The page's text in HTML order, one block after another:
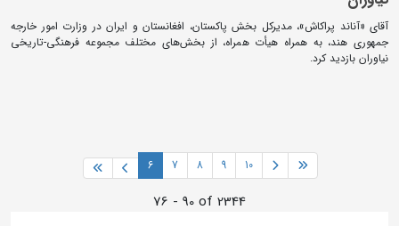
آقای «آناند پراکاش»، مدیرکل بخش پاکستان، افغانستان و ایران در وزارت امور خارجه
جمهوری هند، به همراه هیأت همراه، از بخش‌های مختلف مجموعه فرهنگی‌-تاریخی
نیاوران بازدید کرد.
6 7 8 9 10
76 - 90 of 2344